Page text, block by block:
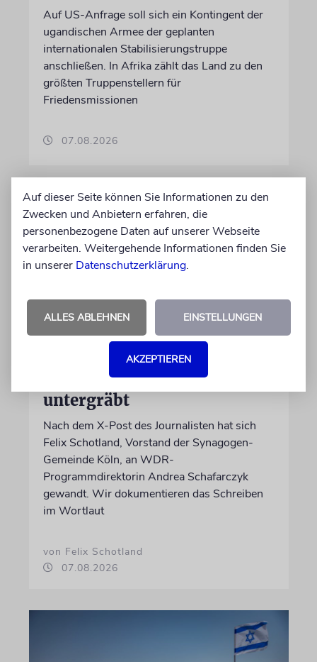
Auf US-Anfrage soll sich ein Kontingent der
ugandischen Armee der geplanten
internationalen Stabilisierungstruppe
anschließen. In Afrika zählt das Land zu den
größten Truppenstellern für
Friedensmissionen
07.08.2026
MEINUNG
Wie Georg Restle die
Glaubwürdigkeit des ÖRR
untergräbt
Nach dem X-Post des Journalisten hat sich
Felix Schotland, Vorstand der Synagogen-
Gemeinde Köln, an WDR-
Programmdirektorin Andrea Schafarczyk
gewandt. Wir dokumentieren das Schreiben
im Wortlaut
von Felix Schotland
07.08.2026
Auf dieser Seite können Sie Informationen zu den
Zwecken und Anbietern erfahren, die
personenbezogene Daten auf unserer Webseite
verarbeiten. Weitergehende Informationen finden Sie
in unserer Datenschutzerklärung.
ALLES ABLEHNEN EINSTELLUNGEN
AKZEPTIEREN